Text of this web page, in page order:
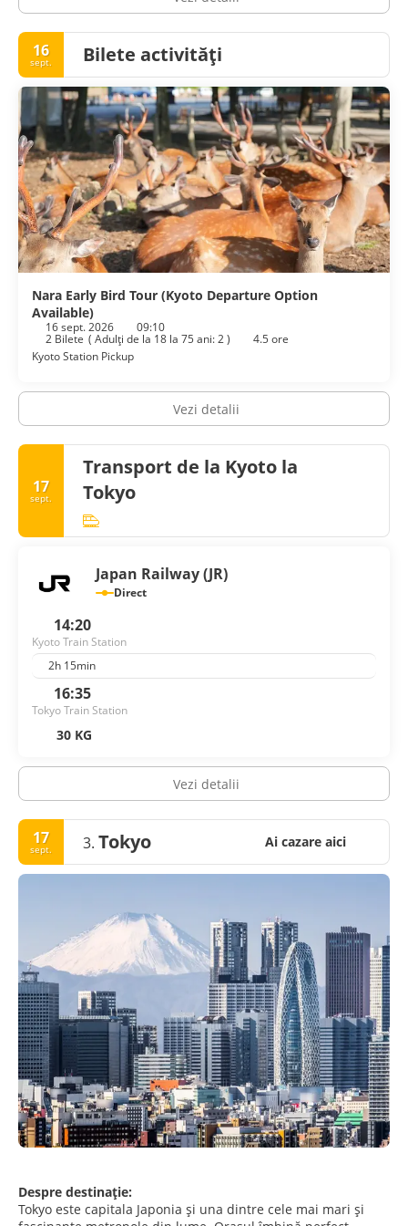
16
sept. Bilete activități
Nara Early Bird Tour (Kyoto Departure Option
Available)
16 sept. 2026 09:10
2 Bilete ( Adulţi de la 18 la 75 ani: 2)
4.5 ore
Kyoto Station Pickup
Vezi detalii
17
sept.
Transport de la Kyoto la
Tokyo
Japan Railway (JR)
Direct
14:20
Kyoto Train Station
2h 15min
16:35
Tokyo Train Station
30 KG
Vezi detalii
17
sept. 3. Tokyo Ai cazare aici
Despre destinație:
Tokyo este capitala Japonia și una dintre cele mai mari și